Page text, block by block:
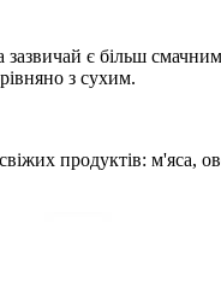
зазвичай є більш
з сухим.
продуктів: м'яса,